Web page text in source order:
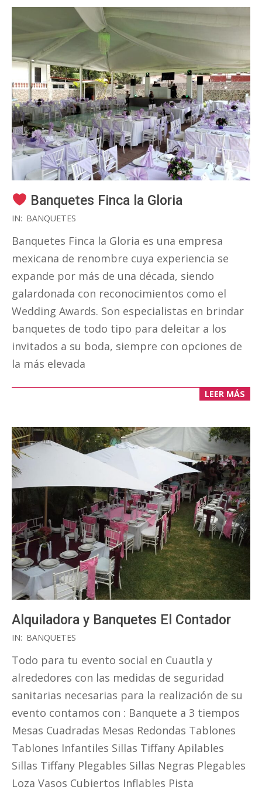
Banquetes Finca la Gloria
2020-
09-
IN: BANQUETES
Banquetes Finca la Gloria es una empresa
mexicana de renombre cuya experiencia se
expande por más de una década, siendo
galardonada con reconocimientos como el
Wedding Awards. Son especialistas en brindar
banquetes de todo tipo para deleitar a los
invitados a su boda, siempre con opciones de
la más elevada
LEER MÁS
Alquiladora y Banquetes El Contador
2020-
08-
26
IN: BANQUETES
Todo para tu evento social en Cuautla y
alrededores con las medidas de seguridad
sanitarias necesarias para la realización de su
evento contamos con : Banquete a 3 tiempos
Mesas Cuadradas Mesas Redondas Tablones
Tablones Infantiles Sillas Tiffany Apilables
Sillas Tiffany Plegables Sillas Negras Plegables
Loza Vasos Cubiertos Inflables Pista